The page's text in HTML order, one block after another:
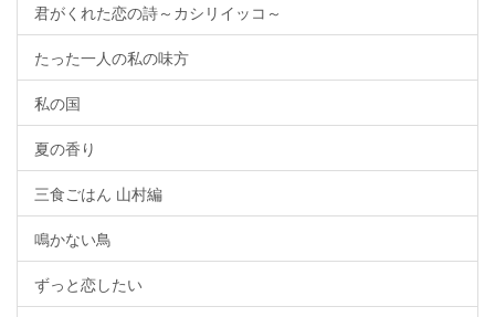
君がくれた恋の詩～カシリイッコ～
たった一人の私の味方
私の国
夏の香り
三食ごはん 山村編
鳴かない鳥
ずっと恋したい